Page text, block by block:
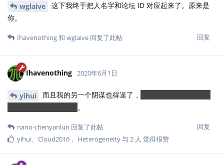
wglaive
这下我终于把人名字和论坛 ID 对应起来了。原来是
你。
回复
Ihavenothing和 wglaive 回复了此帖
Ihavenothing 2020年6月1日
yihui 而且我的另一个阴谋也得逞了，
。
回复
nano-chenyanlun 回复了此帖
yihui、 Cloud2016 ， Heterogeneity与2 人 觉得很赞